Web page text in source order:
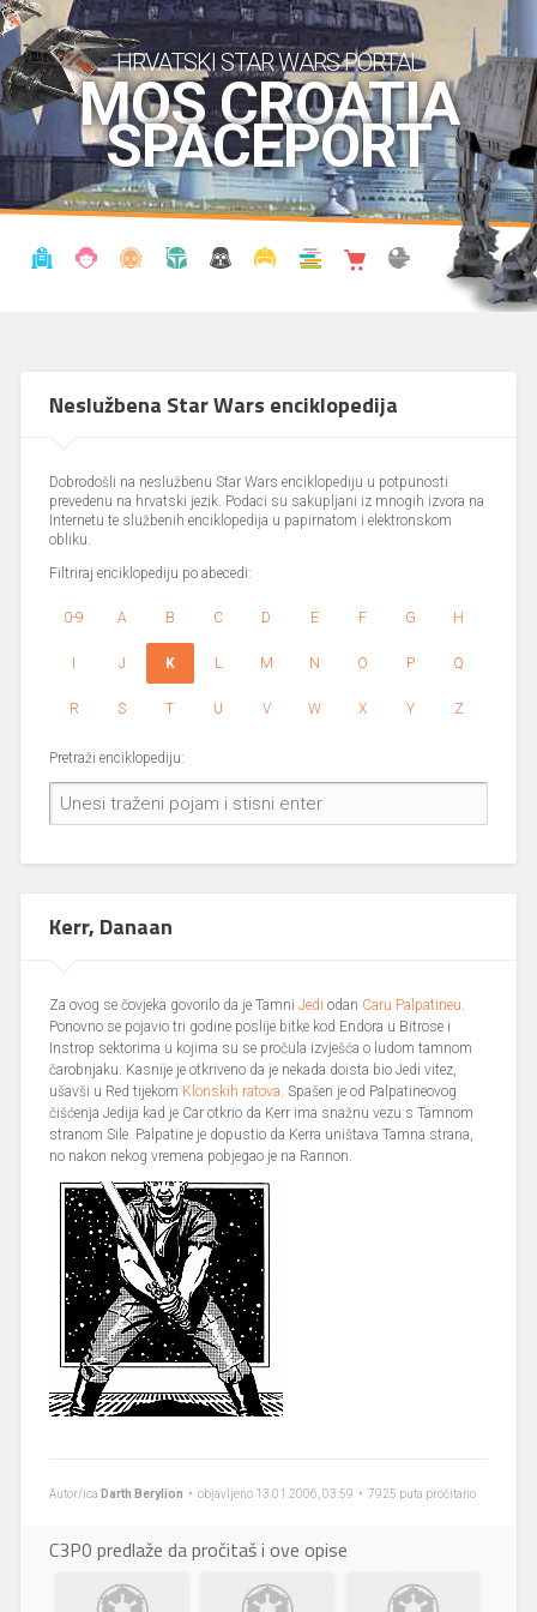
HRVATSKI STAR WARS PORTAL
MOS CROATIA
SPACEPORT
Neslužbena Star Wars enciklopedija
Dobrodošli na neslužbenu Star Wars enciklopediju u potpunosti
prevedenu na hrvatski jezik. Podaci su sakupljani iz mnogih izvora na
Internetu te službenih enciklopedija u papirnatom i elektronskom
obliku.
Filtriraj enciklopediju po abecedi:
0-9 A B C D E F G H
I J K L M N O P Q
R S T U V W X Y Z
Pretraži enciklopediju:
Kerr, Danaan
Za ovog se čovjeka govorilo da je TamniJedi odan Caru Palpatineu.
Ponovno se pojavio tri godine poslije bitke kod Endora u Bitrose i
Instrop sektorima u kojima su se pročula izvješća o ludom tamnom
čarobnjaku. Kasnije je otkriveno da je nekada doista bio Jedi vitez,
ušavši u Red tijekom Klonskih ratova. Spašen je od Palpatineovog
čišćenja Jedija kad je Car otkrio da Kerr ima snažnu vezu s Tamnom
stranom Sile. Palpatine je dopustio da Kerra uništava Tamna strana,
no nakon nekog vremena pobjegao je na Rannon.
Autor/ica Darth Berylion • objavljeno 13.01.2006, 03:59 • 7925 puta pročitano
C3P0 predlaže da pročitaš i ove opise